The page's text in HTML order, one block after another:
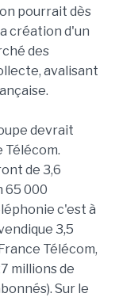
pourrait dès
création d'un
des
avalisant
devrait
Télécom.
de 3,6
65 000
c'est à
3,5
Télécom,
millions de
Sur le